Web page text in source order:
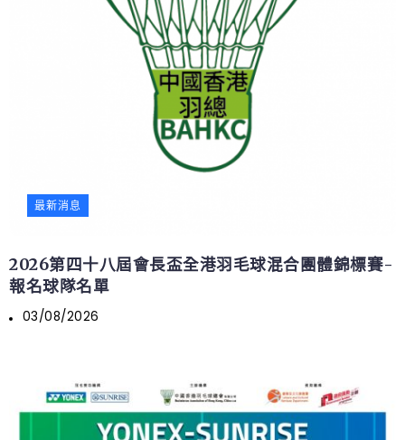
最新消息
2026第四十八屆會長盃全港羽毛球混合團體錦標賽-
報名球隊名單
03/08/2026